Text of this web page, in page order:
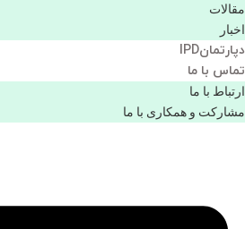
مقالات
اخبار
دپارتمانIPD
تماس با ما
ارتباط با ما
مشاركت و همكاری با ما